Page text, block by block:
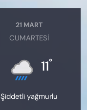
21 MART
CUMARTESI
11°
Şiddetli yağmurlu